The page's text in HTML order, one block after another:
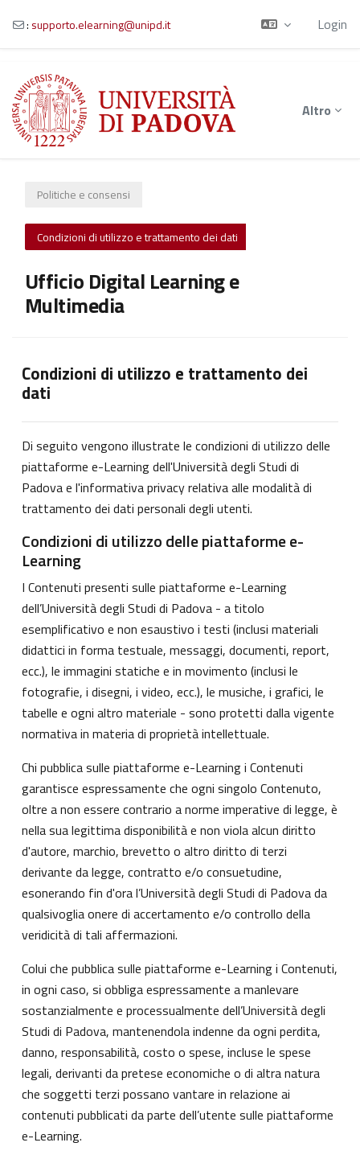
Vai al contenuto principale
: supporto.elearning@unipd.it Login
Altro
Politiche e consensi
Condizioni di utilizzo e trattamento dei dati
Ufficio Digital Learning e
Multimedia
Condizioni di utilizzo e trattamento dei
dati
Di seguito vengono illustrate le condizioni di utilizzo delle
piattaforme e-Learning dell'Università degli Studi di
Padova e l'informativa privacy relativa alle modalità di
trattamento dei dati personali degli utenti.
Condizioni di utilizzo delle piattaforme e-
Learning
I Contenuti presenti sulle piattaforme e-Learning
dell’Università degli Studi di Padova - a titolo
esemplificativo e non esaustivo i testi (inclusi materiali
didattici in forma testuale, messaggi, documenti, report,
ecc.), le immagini statiche e in movimento (inclusi le
fotografie, i disegni, i video, ecc.), le musiche, i grafici, le
tabelle e ogni altro materiale - sono protetti dalla vigente
normativa in materia di proprietà intellettuale.
Chi pubblica sulle piattaforme e-Learning i Contenuti
garantisce espressamente che ogni singolo Contenuto,
oltre a non essere contrario a norme imperative di legge, è
nella sua legittima disponibilità e non viola alcun diritto
d'autore, marchio, brevetto o altro diritto di terzi
derivante da legge, contratto e/o consuetudine,
esonerando fin d'ora l’Università degli Studi di Padova da
qualsivoglia onere di accertamento e/o controllo della
veridicità di tali affermazioni.
Colui che pubblica sulle piattaforme e-Learning i Contenuti,
in ogni caso, si obbliga espressamente a manlevare
sostanzialmente e processualmente dell’Università degli
Studi di Padova, mantenendola indenne da ogni perdita,
danno, responsabilità, costo o spese, incluse le spese
legali, derivanti da pretese economiche o di altra natura
che soggetti terzi possano vantare in relazione ai
contenuti pubblicati da parte dell’utente sulle piattaforme
e-Learning.